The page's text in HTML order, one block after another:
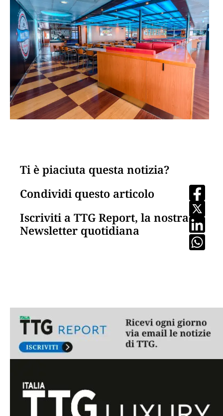
Ti è piaciuta questa notizia?
Condividi questo articolo
Iscriviti a TTG Report, la nostra
Newsletter quotidiana